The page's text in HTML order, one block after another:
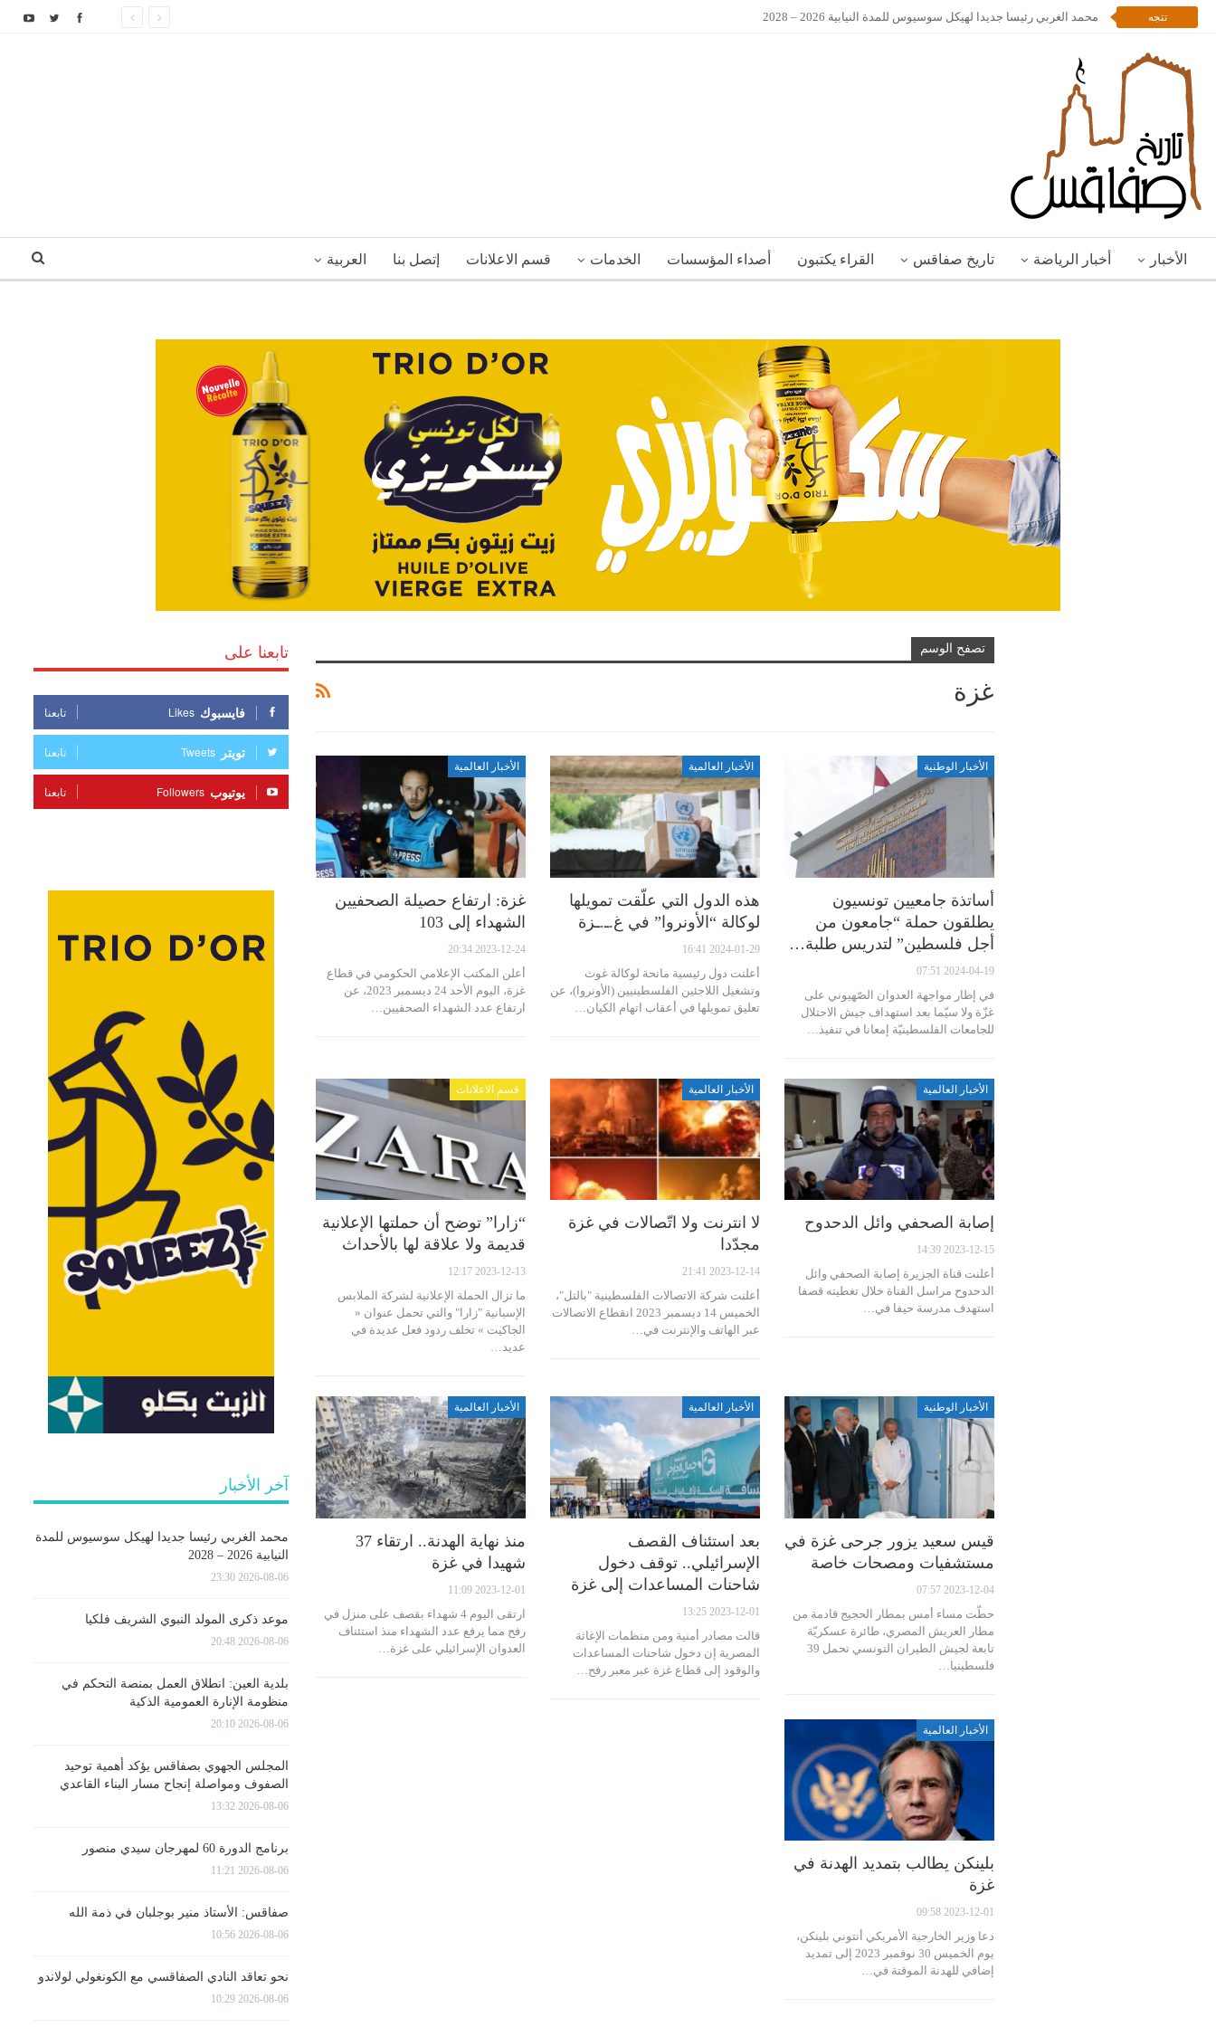
تتجه محمد الغربي رئيسا جديدا لهيكل سوسيوس للمدة النيابية 2026 – 2028
الأخبار أخبار الرياضة تاريخ صفاقس القراء يكتبون أصداء المؤسسات الخدمات قسم الاعلانات إتصل بنا العربية
تصفح الوسم
غزة
الأخبار الوطنية
أساتذة جامعيين تونسيون
يطلقون حملة “جامعون من
أجل فلسطين” لتدريس طلبة…
2024-04-19 07:51
في إطار مواجهة العدوان الصّهيوني على
غزّة ولا سيّما بعد استهداف جيش الاحتلال
للجامعات الفلسطينيّة إمعانا في تنفيذ…
الأخبار العالمية
هذه الدول التي علّقت تمويلها
لوكالة “الأونروا” في غ.ـ.ـزة
2024-01-29 16:41
أعلنت دول رئيسية مانحة لوكالة غوث
وتشغيل اللاجئين الفلسطينيين (الأونروا)، عن
تعليق تمويلها في أعقاب اتهام الكيان…
الأخبار العالمية
غزة: ارتفاع حصيلة الصحفيين
الشهداء إلى 103
2023-12-24 20:34
أعلن المكتب الإعلامي الحكومي في قطاع
غزة، اليوم الأحد 24 ديسمبر 2023، عن
ارتفاع عدد الشهداء الصحفيين…
الأخبار العالمية
إصابة الصحفي وائل الدحدوح
2023-12-15 14:39
أعلنت قناة الجزيرة إصابة الصحفي وائل
الدحدوح مراسل القناة خلال تغطيته قصفا
استهدف مدرسة حيفا في…
الأخبار العالمية
لا انترنت ولا اتّصالات في غزة
مجدّدا
2023-12-14 21:41
أعلنت شركة الاتصالات الفلسطينية "بالتل"،
الخميس 14 ديسمبر 2023 انقطاع الاتصالات
عبر الهاتف والإنترنت في…
قسم الاعلانات
“زارا” توضح أن حملتها الإعلانية
قديمة ولا علاقة لها بالأحداث
2023-12-13 12:17
ما تزال الحملة الإعلانية لشركة الملابس
الإسبانية "زارا" والتي تحمل عنوان «
الجاكيت » تخلف ردود فعل عديدة في
عديد…
الأخبار الوطنية
قيس سعيد يزور جرحى غزة في
مستشفيات ومصحات خاصة
2023-12-04 07:57
حطّت مساء أمس بمطار الحجيج قادمة من
مطار العريش المصري، طائرة عسكريّة
تابعة لجيش الطيران التونسي تحمل 39
فلسطينيا…
الأخبار العالمية
بعد استئناف القصف
الإسرائيلي.. توقف دخول
شاحنات المساعدات إلى غزة
2023-12-01 13:25
قالت مصادر أمنية ومن منظمات الإغاثة
المصرية إن دخول شاحنات المساعدات
والوقود إلى قطاع غزة عبر معبر رفح…
الأخبار العالمية
منذ نهاية الهدنة.. ارتقاء 37
شهيدا في غزة
2023-12-01 11:09
ارتقى اليوم 4 شهداء بقصف على منزل في
رفح مما يرفع عدد الشهداء منذ استئناف
العدوان الإسرائيلي على غزة…
الأخبار العالمية
بلينكن يطالب بتمديد الهدنة في
غزة
2023-12-01 09:58
دعا وزير الخارجية الأمريكي أنتوني بلينكن،
يوم الخميس 30 نوفمبر 2023 إلى تمديد
إضافي للهدنة الموقتة في…
تابعنا على
فايسبوك Likes تابعنا
تويتر Tweets تابعنا
يوتيوب Followers تابعنا
آخر الأخبار
محمد الغربي رئيسا جديدا لهيكل سوسيوس للمدة
النيابية 2026 – 2028
2026-08-06 23:30
موعد ذكرى المولد النبوي الشريف فلكيا
2026-08-06 20:48
بلدية العين: انطلاق العمل بمنصة التحكم في
منظومة الإنارة العمومية الذكية
2026-08-06 20:10
المجلس الجهوي بصفاقس يؤكد أهمية توحيد
الصفوف ومواصلة إنجاح مسار البناء القاعدي
2026-08-06 13:32
برنامج الدورة 60 لمهرجان سيدي منصور
2026-08-06 11:21
صفاقس: الأستاذ منير بوجلبان في ذمة الله
2026-08-06 10:56
نحو تعاقد النادي الصفاقسي مع الكونغولي لولاندو
2026-08-06 10:29